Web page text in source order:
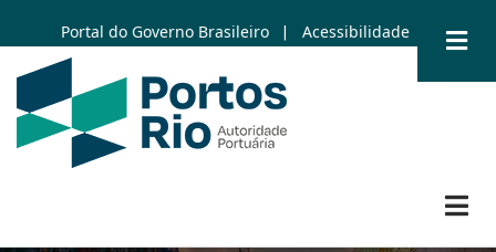
to
main
content
Portal do Governo Brasileiro | Acessibilidade